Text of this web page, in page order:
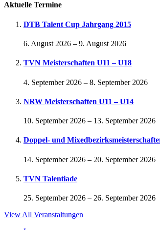
Aktuelle Termine
DTB Talent Cup Jahrgang 2015
6. August 2026 – 9. August 2026
TVN Meisterschaften U11 – U18
4. September 2026 – 8. September 2026
NRW Meisterschaften U11 – U14
10. September 2026 – 13. September 2026
Doppel- und
14. September 2026 – 20. September 2026
TVN Talentiade
25. September 2026 – 26. September 2026
View All Veranstaltungen